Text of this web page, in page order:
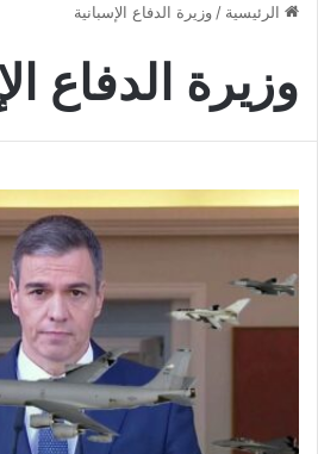
الرئيسية / وزيرة الدفاع الإسبانية
وزيرة الدفاع